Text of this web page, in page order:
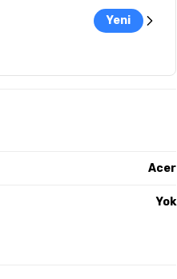
Yeni
Acer
Yok